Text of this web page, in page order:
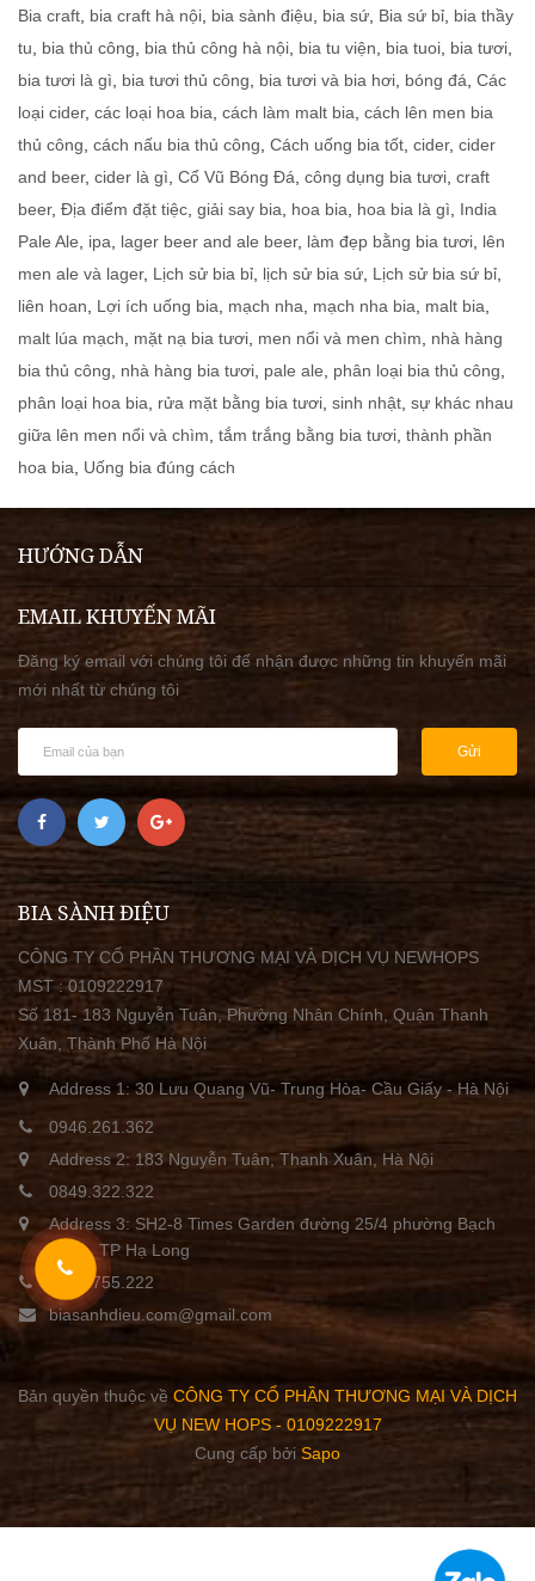
Bia craft bia craft hà nội bia sành điệu bia sứ Bia sứ bỉ bia thầy
tu
bia thủ công bia thủ công hà nội bia tu viện bia tuoi bia tươi
bia tươi là gì
bia tươi thủ công bia tươi và bia hơi bóng đá Các
loại cider, các loại hoa bia cách làm malt bia cách lên men bia
thủ công cách nấu bia thủ công Cách uống bia tốt cider, cider
and beer, cider là gì Cổ Vũ Bóng Đá công dụng bia tươi craft
beer, Địa điểm đặt tiệc giải say bia hoa bia hoa bia là gì
India
Pale Ale
ipa lager beer and ale beer, làm đẹp bằng bia tươi lên
men ale và lager, Lịch sử bia bỉ lịch sử bia sứ Lịch sử bia sứ bỉ
liên hoan
Lợi ích uống bia mạch nha mạch nha bia malt bia
malt lúa mạch
mặt nạ bia tươi men nổi và men chìm
nhà hàng
bia thủ công
nhà hàng bia tươi pale ale phân loại bia thủ công
phân loại hoa bia
rửa mặt bằng bia tươi sinh nhật sự khác nhau
giữa lên men nổi và chìm tắm trắng bằng bia tươi thành phần
hoa bia
Uống bia đúng cách
HƯỚNG DẪN
EMAIL KHUYẾN MÃI
Đăng ký email với chúng tôi để nhận được những tin khuyến mãi
mới nhất từ chúng tôi
Gửi
BIA SÀNH ĐIỆU
CÔNG TY CỔ PHẦN THƯƠNG MẠI VÀ DỊCH VỤ NEWHOPS
MST : 0109222917
Số 181- 183 Nguyễn Tuân, Phường Nhân Chính, Quận Thanh
Xuân, Thành Phố Hà Nội
Address 1: 30 Lưu Quang Vũ- Trung Hòa- Cầu Giấy - Hà Nội
0946.261.362
Address 2: 183 Nguyễn Tuân, Thanh Xuân, Hà Nội
0849.322.322
Address 3: SH2-8 Times Garden đường 25/4 phường Bạch
Đằng, TP Hạ Long
0855.755.222
biasanhdieu.com@gmail.com
Bản quyền thuộc về CÔNG TY CỔ PHẦN THƯƠNG MẠI VÀ DỊCH
VỤ NEW HOPS - 0109222917
Cung cấp bởi Sapo